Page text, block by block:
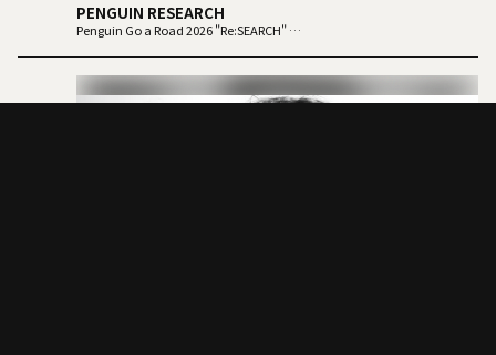
PENGUIN RESEARCH
Penguin Go a Road 2026 "Re:SEARCH"